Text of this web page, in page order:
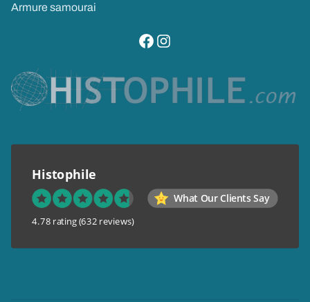
Armure samourai
visitez notre page facebook
suivez notre compte instagram
Histophile
What Our Clients Say
4.78 rating (632 reviews)